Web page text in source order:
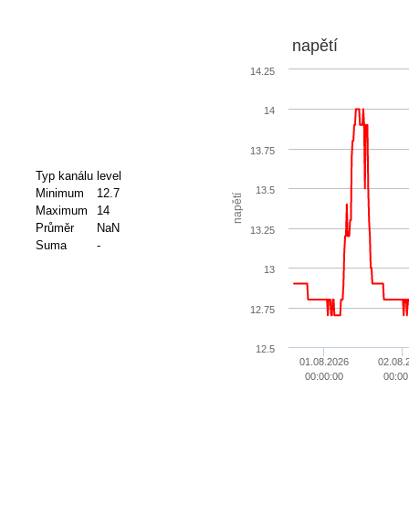
Typ kanálu level
Minimum
12.7
Maximum
14
Průměr
NaN
Suma
-
napětí
napětí
01.08.2026
00:00:00
12.5
12.75
13
13.25
13.5
13.75
14
14.25